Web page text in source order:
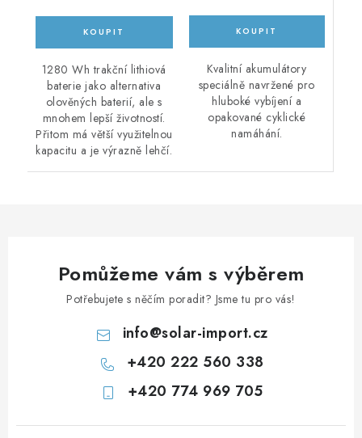
1280 Wh trakční lithiová
baterie jako alternativa
olověných baterií, ale s
mnohem lepší životností.
Přitom má větší využitelnou
kapacitu a je výrazně lehčí.
Kvalitní akumulátory
speciálně navržené pro
hluboké vybíjení a
opakované cyklické
namáhání.
Pomůžeme vám s výběrem
Potřebujete s něčím poradit? Jsme tu pro vás!
info@solar-import.cz
+420 222 560 338
+420 774 969 705